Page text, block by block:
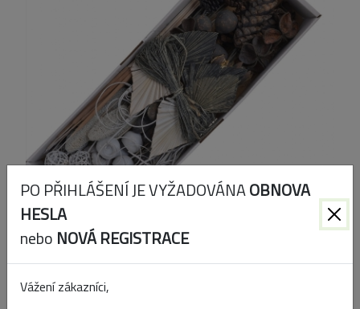
PO PŘIHLÁŠENÍ JE VYŽADOVÁNAOBNOVA
HESLA
nebo NOVÁ REGISTRACE
Vážení zákazníci,